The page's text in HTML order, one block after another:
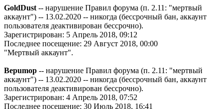
GoldDust-- нарушение Правил форума (п. 2.11: "мертвый
аккаунт") -- 13.02.2020 -- никогда (бессрочный бан, аккаунт
пользователя деактивирован бессрочно).
Зарегистрирован: 5 Апрель 2018, 09:12
Последнее посещение: 29 Август 2018, 00:00
"Мертвый аккаунт".
Bepumop -- нарушение Правил форума (п. 2.11: "мертвый
аккаунт") -- 13.02.2020 -- никогда (бессрочный бан, аккаунт
пользователя деактивирован бессрочно).
Зарегистрирован: 4 Апрель 2018, 07:52
Последнее посещение: 30 Июль 2018, 16:41